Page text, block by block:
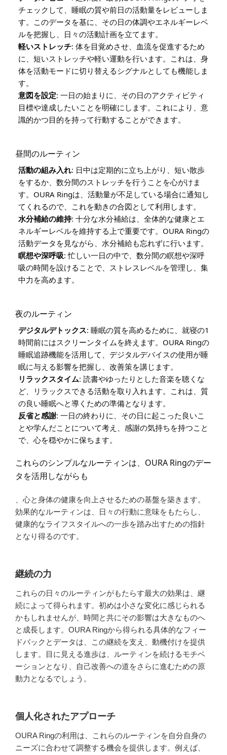
チェックして、睡眠の質や前日の活動量をレビューしま
す。このデータを基に、その日の体調やエネルギーレベ
ルを把握し、日々の活動計画を立てます。
軽いストレッチ: 体を目覚めさせ、血流を促進するため
に、短いストレッチや軽い運動を行います。これは、身
体を活動モードに切り替えるシグナルとしても機能しま
す。
意図を設定: 一日の始まりに、その日のアクティビティ
目標や達成したいことを明確にします。これにより、意
識的かつ目的を持って行動することができます。
昼間のルーティン
活動の組み入れ: 日中は定期的に立ち上がり、短い散歩
をするか、数分間のストレッチを行うことを心がけま
す。OURA Ringは、活動量が不足している場合に通知し
てくれるので、これを動きの合図として利用します。
水分補給の維持: 十分な水分補給は、全体的な健康とエ
ネルギーレベルを維持する上で重要です。OURA Ringの
活動データを見ながら、水分補給も忘れずに行います。
瞑想や深呼吸: 忙しい一日の中で、数分間の瞑想や深呼
吸の時間を設けることで、ストレスレベルを管理し、集
中力を高めます。
夜のルーティン
デジタルデトックス: 睡眠の質を高めるために、就寝の1
時間前にはスクリーンタイムを終えます。OURA Ringの
睡眠追跡機能を活用して、デジタルデバイスの使用が睡
眠に与える影響を把握し、改善策を講じます。
リラックスタイム: 読書やゆったりとした音楽を聴くな
ど、リラックスできる活動を取り入れます。これは、質
の良い睡眠へと導くための準備となります。
反省と感謝: 一日の終わりに、その日に起こった良いこ
とや学んだことについて考え、感謝の気持ちを持つこと
で、心を穏やかに保ちます。
これらのシンプルなルーティンは、OURA Ringのデー
タを活用しながらも
、心と身体の健康を向上させるための基盤を築きます。
効果的なルーティンは、日々の行動に意味をもたらし、
健康的なライフスタイルへの一歩を踏み出すための指針
となり得るのです。
継続の力
これらの日々のルーティンがもたらす最大の効果は、継
続によって得られます。初めは小さな変化に感じられる
かもしれませんが、時間と共にその影響は大きなものへ
と成長します。OURA Ringから得られる具体的なフィー
ドバックとデータは、この継続を支え、動機付けを提供
します。目に見える進歩は、ルーティンを続けるモチベ
ーションとなり、自己改善への道をさらに進むための原
動力となるでしょう。
個人化されたアプローチ
OURA Ringの利用は、これらのルーティンを自分自身の
ニーズに合わせて調整する機会を提供します。例えば、